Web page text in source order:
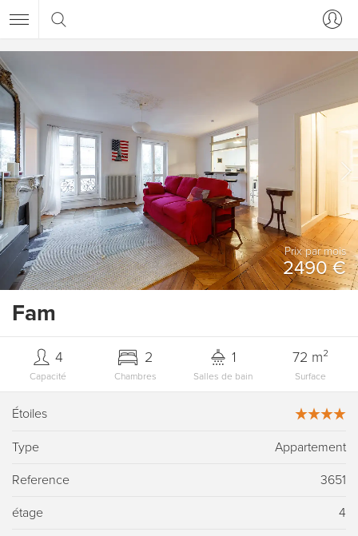
Prix ​​par mois
2490 €
Fam
Capacité
4
Chambres
2
Salles de bain
1
Surface
72 m²
Étoiles
Type Appartement
Reference 3651
étage 4